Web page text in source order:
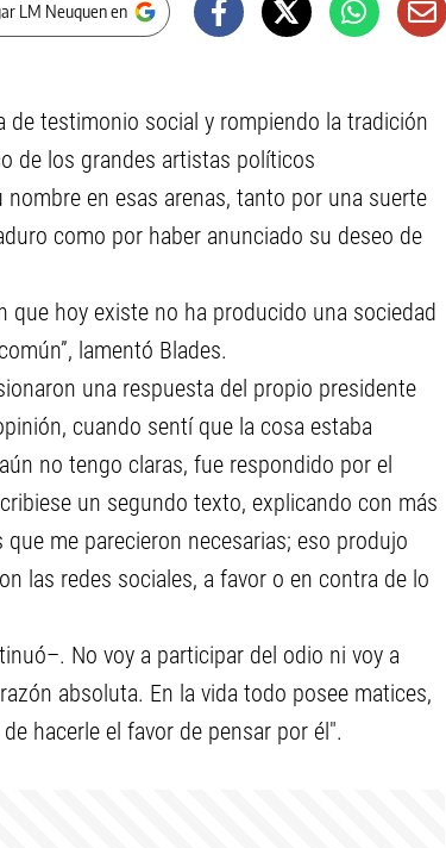
LM Neuquen en
de testimonio social y rompiendo la tradición
de los grandes artistas políticos
en esas arenas, tanto por una suerte
como por haber anunciado su deseo de
que hoy existe no ha producido una sociedad
lamentó Blades.
una respuesta del propio presidente
cuando sentí que la cosa estaba
no tengo claras, fue respondido por el
un segundo texto, explicando con más
me parecieron necesarias; eso produjo
las redes sociales, a favor o en contra de lo
No voy a participar del odio ni voy a
absoluta. En la vida todo posee matices,
hacerle el favor de pensar por él".